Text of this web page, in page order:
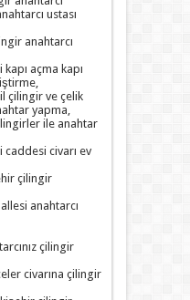
ustası
anahtarcı
açma kapı
çilingir ve çelik
yapma,
ile anahtar
civarı ev
çilingir
anahtarcı
çilingir
civarına çilingir